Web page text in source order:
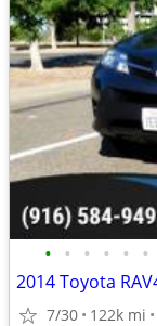
• • • • • •
7/30 122k mi